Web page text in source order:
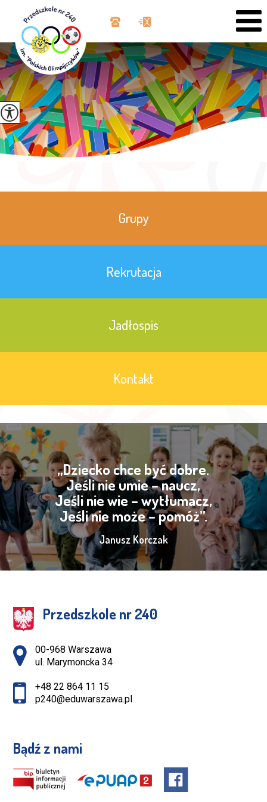
Grupy
Rekrutacja
Jadłospis
Kontakt
„Dziecko chce być dobre.
Jeśli nie umie – naucz,
Jeśli nie wie – wytłumacz,
Jeśli nie może – pomóż”.
Janusz Korczak
Przedszkole nr 240
Adres pocztowy:
00-968 Warszawa
ul. Marymoncka 34
+48 22 864 11 15
p240@eduwarszawa.pl
Bądź z nami